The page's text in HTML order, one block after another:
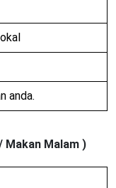
anda.
Makan Malam )